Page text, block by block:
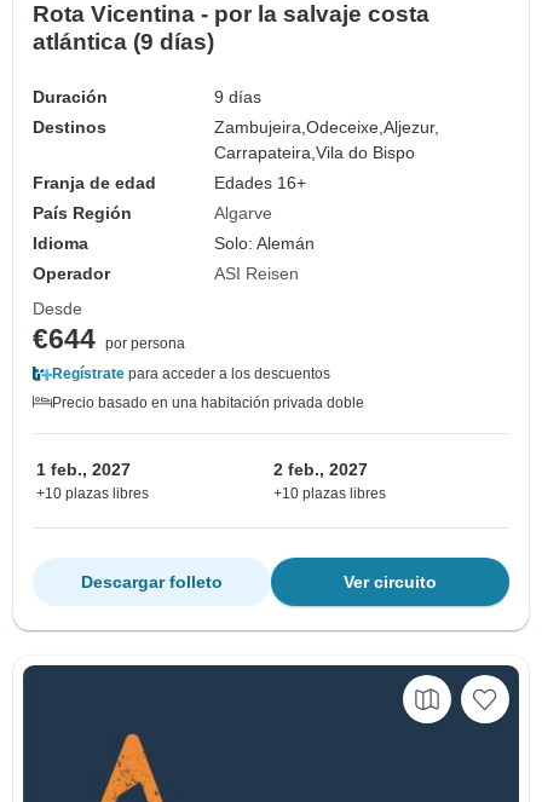
Rota Vicentina - por la salvaje costa
atlántica (9 días)
Duración
9 días
Destinos
Zambujeira,Odeceixe,Aljezur,
Carrapateira,Vila do Bispo
Franja de edad
Edades 16+
País Región
Algarve
Idioma
Solo: Alemán
Operador
ASI Reisen
Desde
€644 por persona
Regístrate para acceder a los descuentos
Precio basado en una habitación privada doble
1 feb., 2027
+10 plazas libres
2 feb., 2027
+10 plazas libres
Ver circuito
Descargar folleto